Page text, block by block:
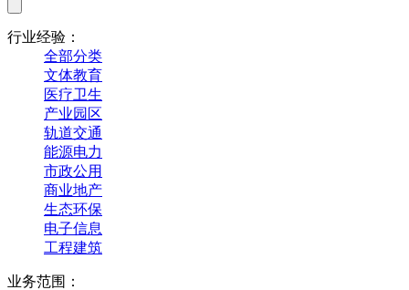
行业经验：
全部分类
文体教育
医疗卫生
产业园区
轨道交通
能源电力
市政公用
商业地产
生态环保
电子信息
工程建筑
业务范围：